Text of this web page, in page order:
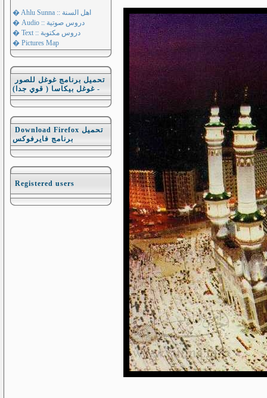
� Ahlu Sunna :: اهل السنة
� Audio :: دروس صوتية
� Text :: دروس مكتوبة
� Pictures Map
تحميل برنامج غوغل للصور
- غوغل بيكاسا ( قوي جدا)
Download Firefox تحميل
برنامج فايرفوكس
Registered users